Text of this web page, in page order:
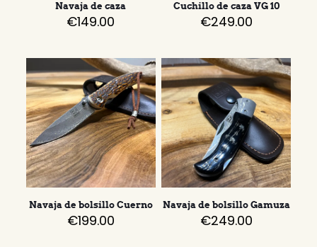
Navaja de caza
€149.00
Cuchillo de caza VG 10
€249.00
Navaja de bolsillo Cuerno
€199.00
Navaja de bolsillo Gamuza
€249.00